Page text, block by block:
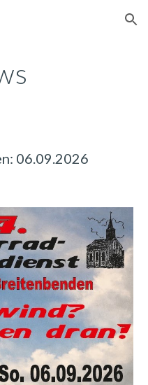
Skip to navigation
06.09.2026